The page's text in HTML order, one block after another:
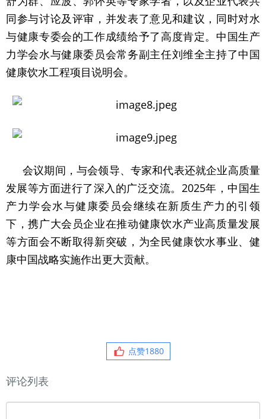
同参与讨论及评审，并发表了意见和建议，同时对水
与健康专委会的工作成绩给予了高度肯定。中国生产
力学会水与健康委员会常务副主任刘维全主持了中国
健康饮水工程项目说明会。
会议期间，与会领导、专家和代表还就企业高质量
发展等方面进行了深入的广泛交流。2025年，中国生
产力学会水与健康委员会继续在新质生产力的引领
下，携广大会员企业在推动健康饮水产业高质量发展
等方面会不断取得新突破，为全民健康饮水事业、健
康中国战略实施作出更大贡献。
点赞1880
评论列表